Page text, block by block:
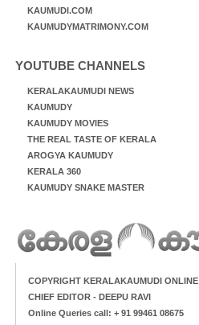
KAUMUDI.COM
KAUMUDYMATRIMONY.COM
YOUTUBE CHANNELS
KERALAKAUMUDI NEWS
KAUMUDY
KAUMUDY MOVIES
THE REAL TASTE OF KERALA
AROGYA KAUMUDY
KERALA 360
KAUMUDY SNAKE MASTER
COPYRIGHT KERALAKAUMUDI ONLINE
CHIEF EDITOR - DEEPU RAVI
Online Queries call: + 91 99461 08675